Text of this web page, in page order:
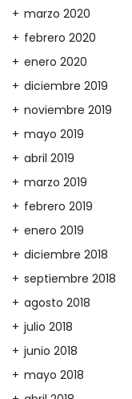
marzo 2020
febrero 2020
enero 2020
diciembre 2019
noviembre 2019
mayo 2019
abril 2019
marzo 2019
febrero 2019
enero 2019
diciembre 2018
septiembre 2018
agosto 2018
julio 2018
junio 2018
mayo 2018